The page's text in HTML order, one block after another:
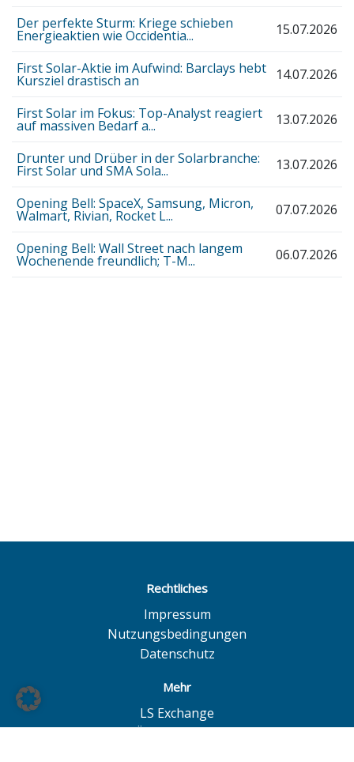
Der perfekte Sturm: Kriege schieben
Energieaktien wie Occidentia... 15.07.2026
First Solar-Aktie im Aufwind: Barclays hebt
Kursziel drastisch an 14.07.2026
First Solar im Fokus: Top-Analyst reagiert
auf massiven Bedarf a... 13.07.2026
Drunter und Drüber in der Solarbranche:
First Solar und SMA Sola... 13.07.2026
Opening Bell: SpaceX, Samsung, Micron,
Walmart, Rivian, Rocket L... 07.07.2026
Opening Bell: Wall Street nach langem
Wochenende freundlich; T-M... 06.07.2026
Rechtliches
Impressum
Nutzungsbedingungen
Datenschutz
Mehr
LS Exchange
BÖAG Börsen AG